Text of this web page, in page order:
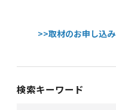
>>取材のお申し込み
検索キーワード